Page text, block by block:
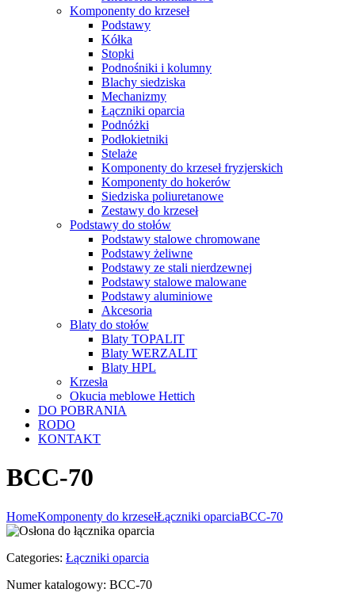
Komponenty do krzeseł
Podstawy
Kółka
Stopki
Podnośniki i kolumny
Blachy siedziska
Mechanizmy
Łączniki oparcia
Podnóżki
Podłokietniki
Stelaże
Komponenty do krzeseł fryzjerskich
Komponenty do hokerów
Siedziska poliuretanowe
Zestawy do krzeseł
Podstawy do stołów
Podstawy stalowe chromowane
Podstawy żeliwne
Podstawy ze stali nierdzewnej
Podstawy stalowe malowane
Podstawy aluminiowe
Akcesoria
Blaty do stołów
Blaty TOPALIT
Blaty WERZALIT
Blaty HPL
Krzesła
Okucia meblowe Hettich
DO POBRANIA
RODO
KONTAKT
BCC-70
HomeKomponenty do krzesełŁączniki oparciaBCC-70
Categories: Łączniki oparcia
Numer katalogowy: BCC-70